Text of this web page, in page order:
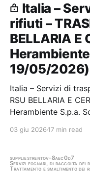
Italia –
rifiuti –
BELLARIA E
19/05/2026)
Italia – Servizi di
RSU BELLARIA E
Herambiente S.p.a.
03 giu 2026 17 min read
suppliestrentov-8aec0d7
Servizi fognari, di raccolta dei
Trattamento e smaltimento dei